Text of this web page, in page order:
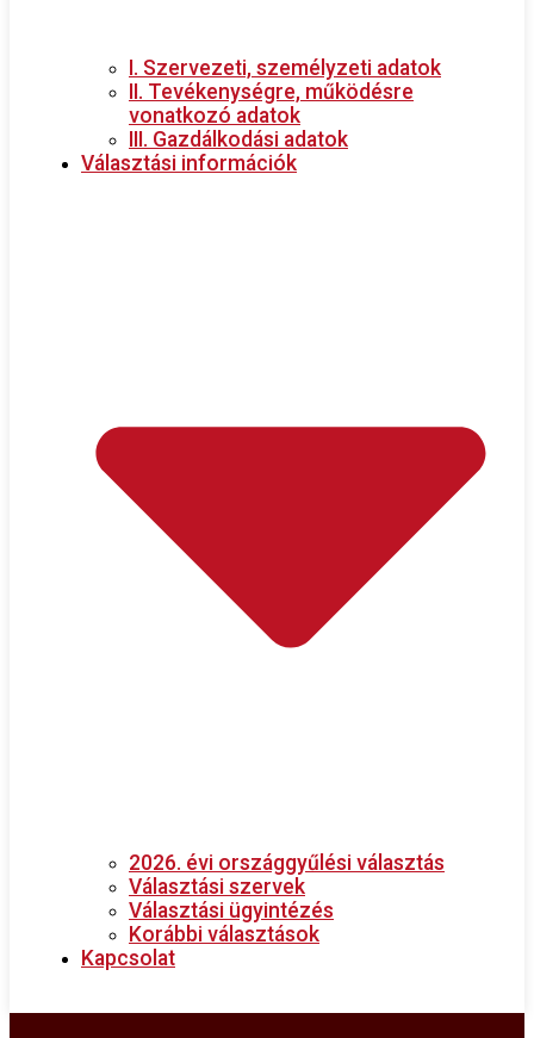
I. Szervezeti, személyzeti adatok
II. Tevékenységre, működésre
vonatkozó adatok
III. Gazdálkodási adatok
Választási információk
2026. évi országgyűlési választás
Választási szervek
Választási ügyintézés
Korábbi választások
Kapcsolat